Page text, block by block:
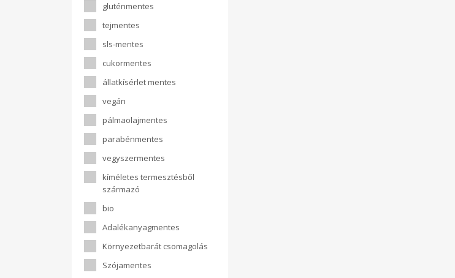
gluténmentes
tejmentes
sls-mentes
cukormentes
állatkísérlet mentes
vegán
pálmaolajmentes
parabénmentes
vegyszermentes
kíméletes termesztésből
származó
bio
Adalékanyagmentes
Környezetbarát csomagolás
Szójamentes